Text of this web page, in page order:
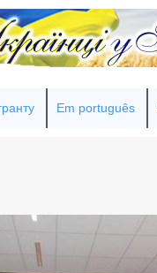
Em português